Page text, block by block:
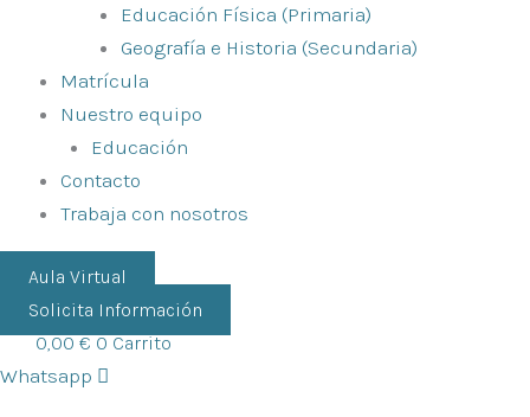
Educación Física (Primaria)
Geografía e Historia (Secundaria)
Matrícula
Nuestro equipo
Educación
Contacto
Trabaja con nosotros
Aula Virtual
Solicita Información
0,00€ 0 Carrito
Whatsapp